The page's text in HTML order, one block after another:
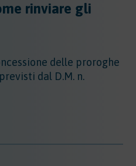
rinviare gli
delle proroghe
dal D.M. n.